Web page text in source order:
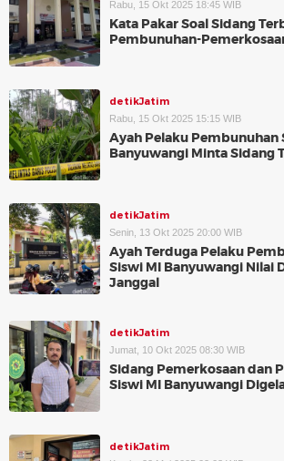
Rabu, 15 Okt 2025 18:45 WIB
Kata Pakar Soal Sidang
Pembunuhan-
detikJatim
Rabu, 15 Okt 2025 15:15 WIB
Ayah Pelaku Pembunuhan
Banyuwangi Minta Sidang
detikJatim
Senin, 13 Okt 2025 20:00 WIB
Ayah Terduga Pelaku
Siswi MI Banyuwangi Nilai
Janggal
detikJatim
Jumat, 10 Okt 2025 08:30 WIB
Sidang Pemerkosaan dan
Siswi MI Banyuwangi
detikJatim